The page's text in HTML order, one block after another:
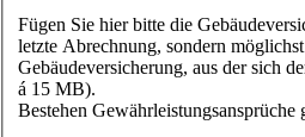
Fügen Sie hier bitte die
letzte Abrechnung, sondern
Gebäudeversicherung, aus der sich
á 15 MB).
Bestehen Gewährleistungsansprüche